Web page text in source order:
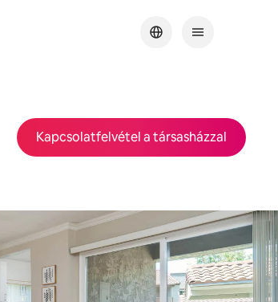
Kapcsolatfelvétel a társasházzal